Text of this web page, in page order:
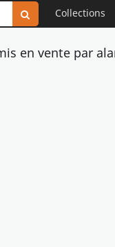
Collections
en vente par